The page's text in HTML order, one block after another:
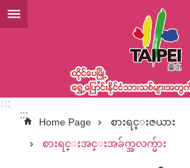
အဓိကအကြောင်းအရာပိတ်ပင်မှုကိုကျေ
:::
:::
Home Page
စားရင္းဇယား
စားရင္းအင္းအခ်က္အလက္မ်ား